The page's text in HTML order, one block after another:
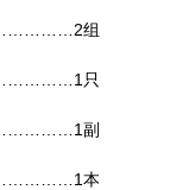
组
只
副
本